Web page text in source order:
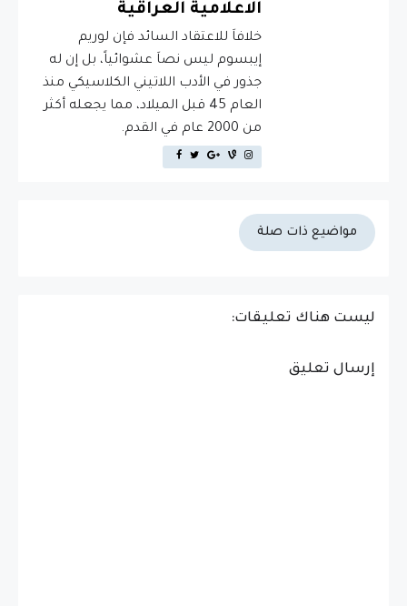
الاعلامية العراقية
خلافاَ للاعتقاد السائد فإن لوريم
إيبسوم ليس نصاَ عشوائياً، بل إن له
جذور في الأدب اللاتيني الكلاسيكي منذ
العام 45 قبل الميلاد، مما يجعله أكثر
من 2000 عام في القدم.
مواضيع ذات صلة
ليست هناك تعليقات:
إرسال تعليق